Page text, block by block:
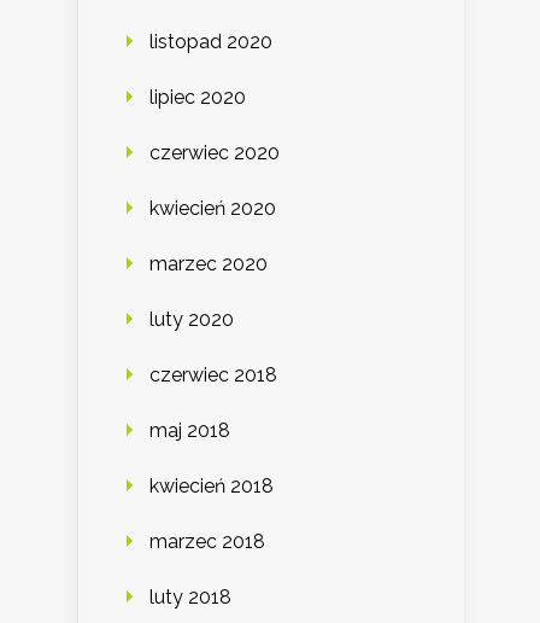
listopad 2020
lipiec 2020
czerwiec 2020
kwiecień 2020
marzec 2020
luty 2020
czerwiec 2018
maj 2018
kwiecień 2018
marzec 2018
luty 2018